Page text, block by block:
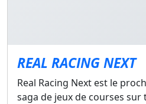
REAL RACING NEXT
Real Racing Next est le
saga de jeux de courses sur